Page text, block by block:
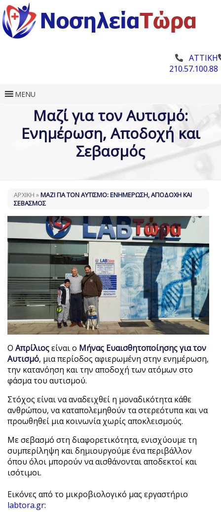
ΑΤΤΙΚΗ
210.57.100.88
MENU
Μαζί για τον Αυτισμό:
Eνημέρωση, Αποδοχή και
Σεβασμός
ΑΡΧΙΚΗ »ΜΑΖΊ ΓΙΑ ΤΟΝ ΑΥΤΙΣΜΌ: EΝΗΜΈΡΩΣΗ, ΑΠΟΔΟΧΉ ΚΑΙ
ΣΕΒΑΣΜΌΣ
ΟΑπρίλιοςείναι ο Μήνας Ευαισθητοποίησης για τον
Αυτισμό, μια περίοδος αφιερωμένη στην ενημέρωση,
την κατανόηση και την αποδοχή των ατόμων στο
φάσμα του αυτισμού.
Στόχος είναι να αναδειχθεί η μοναδικότητα κάθε
ανθρώπου, να καταπολεμηθούν τα στερεότυπα και να
προωθηθεί μια κοινωνία χωρίς αποκλεισμούς.
Με σεβασμό στη διαφορετικότητα, ενισχύουμε τη
συμπερίληψη και δημιουργούμε ένα περιβάλλον
όπου όλοι μπορούν να αισθάνονται αποδεκτοί και
ισότιμοι.
Εικόνες από το μικροβιολογικό μας εργαστήριο
labtora.gr: